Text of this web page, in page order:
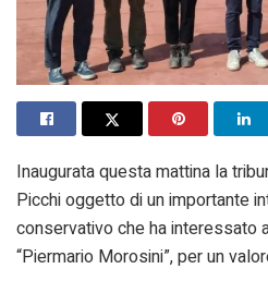
Inaugurata questa mattina la
Picchi oggetto di un importante
conservativo che ha interessato
“Piermario Morosini”, per un